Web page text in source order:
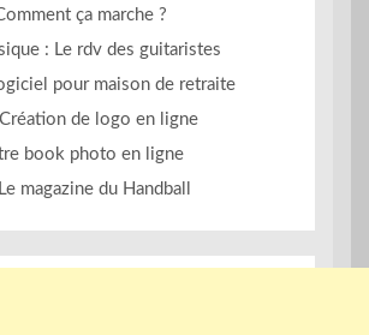
ça marche ?
: Le rdv des guitaristes
pour maison de retraite
de logo en ligne
book photo en ligne
magazine du Handball